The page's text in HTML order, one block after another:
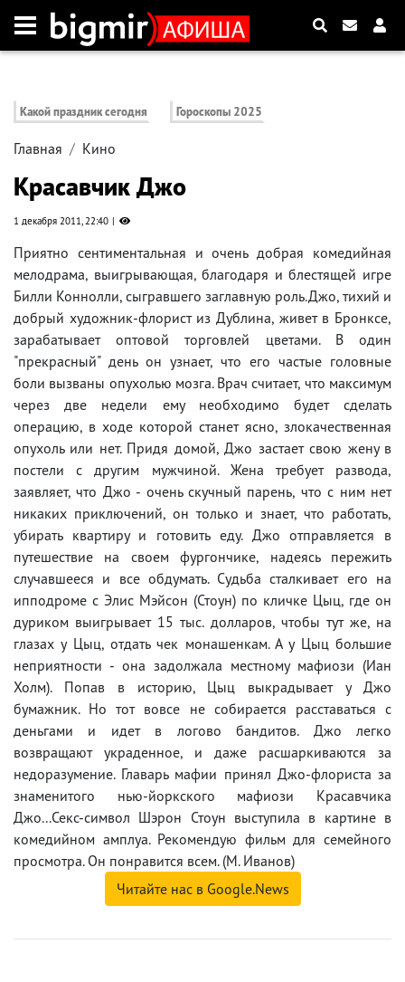
Какой праздник сегодня Гороскопы 2025
Главная Кино
Красавчик Джо
1 декабря 2011, 22:40
Приятно сентиментальная и очень добрая комедийная
мелодрама, выигрывающая, благодаря и блестящей игре
Билли Коннолли, сыгравшего заглавную роль.Джо, тихий и
добрый художник-флорист из Дублина, живет в Бронксе,
зарабатывает оптовой торговлей цветами. В один
"прекрасный" день он узнает, что его частые головные
боли вызваны опухолью мозга. Врач считает, что максимум
через две недели ему необходимо будет сделать
операцию, в ходе которой станет ясно, злокачественная
опухоль или нет. Придя домой, Джо застает свою жену в
постели с другим мужчиной. Жена требует развода,
заявляет, что Джо - очень скучный парень, что с ним нет
никаких приключений, он только и знает, что работать,
убирать квартиру и готовить еду. Джо отправляется в
путешествие на своем фургончике, надеясь пережить
случавшееся и все обдумать. Судьба сталкивает его на
ипподроме с Элис Мэйсон (Стоун) по кличке Цыц, где он
дуриком выигрывает 15 тыс. долларов, чтобы тут же, на
глазах у Цыц, отдать чек монашенкам. А у Цыц большие
неприятности - она задолжала местному мафиози (Иан
Холм). Попав в историю, Цыц выкрадывает у Джо
бумажник. Но тот вовсе не собирается расставаться с
деньгами и идет в логово бандитов. Джо легко
возвращают украденное, и даже расшаркиваются за
недоразумение. Главарь мафии принял Джо-флориста за
знаменитого нью-йоркского мафиози Красавчика
Джо...Секс-символ Шэрон Стоун выступила в картине в
комедийном амплуа. Рекомендую фильм для семейного
просмотра. Он понравится всем. (М. Иванов)
Читайте нас в Google.News